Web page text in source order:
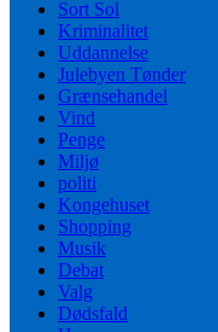
Sort Sol
Kriminalitet
Uddannelse
Julebyen Tønder
Grænsehandel
Vind
Penge
Miljø
politi
Kongehuset
Shopping
Musik
Debat
Valg
Dødsfald